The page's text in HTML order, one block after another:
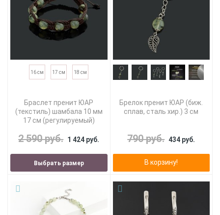
16 см 17 см 18 см
Браслет пренит ЮАР
(текстиль) шамбала 10 мм
17 см (регулируемый)
2 590 руб. 1 424 руб.
Выбрать размер
Брелок пренит ЮАР (биж.
сплав, сталь хир.) 3 см
790 руб. 434 руб.
В корзину!